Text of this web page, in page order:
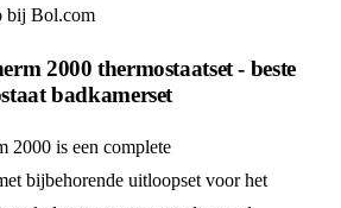
bij Bol.com
2000 thermostaatset - beste
badkamerset
2000 is een complete
bijbehorende uitloopset voor het